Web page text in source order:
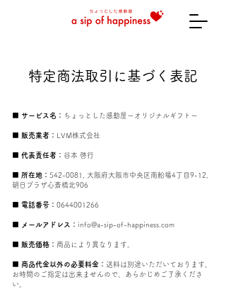
特定商法取引に基づく表記
■ サービス名： ちょっとした感動屋ーオリジナルギフトー
■ 販売業者： LVM株式会社
■ 代表責任者： 谷本 啓行
■ 所在地： 542-0081
, 大阪府大阪市中央区南船場4丁目9-12,
朝日プラザ心斎橋北906
■ 電話番号： 0644001266
■ メールアドレス： info@a-sip-of-happiness.com
■ 販売価格： 商品により異なります。
■ 商品代金以外の必要料金： 送料は別途いただいております。
お時間のご指定は出来ませんので、あらかじめご了承くださ
い。